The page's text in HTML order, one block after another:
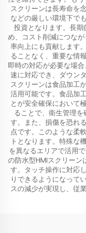
スクリーンは長寿命を
などの厳しい環境下で
投資となります。長
め、コスト削減につな
率向上にも貢献します
ることなく、重要な情
即時の対応が必要な場
速に対応でき、ダウン
スクリーンは食品加工
活用可能です。食品加
とが安全確保において
ることで、衛生管理
す。また、損傷を恐れ
点です。このような柔
トとなります。特殊な
を異なるエリアで活用
の防水型HMIスクリーン
す。タッチ操作に対応
りできるようになって
スの減少が実現し、従